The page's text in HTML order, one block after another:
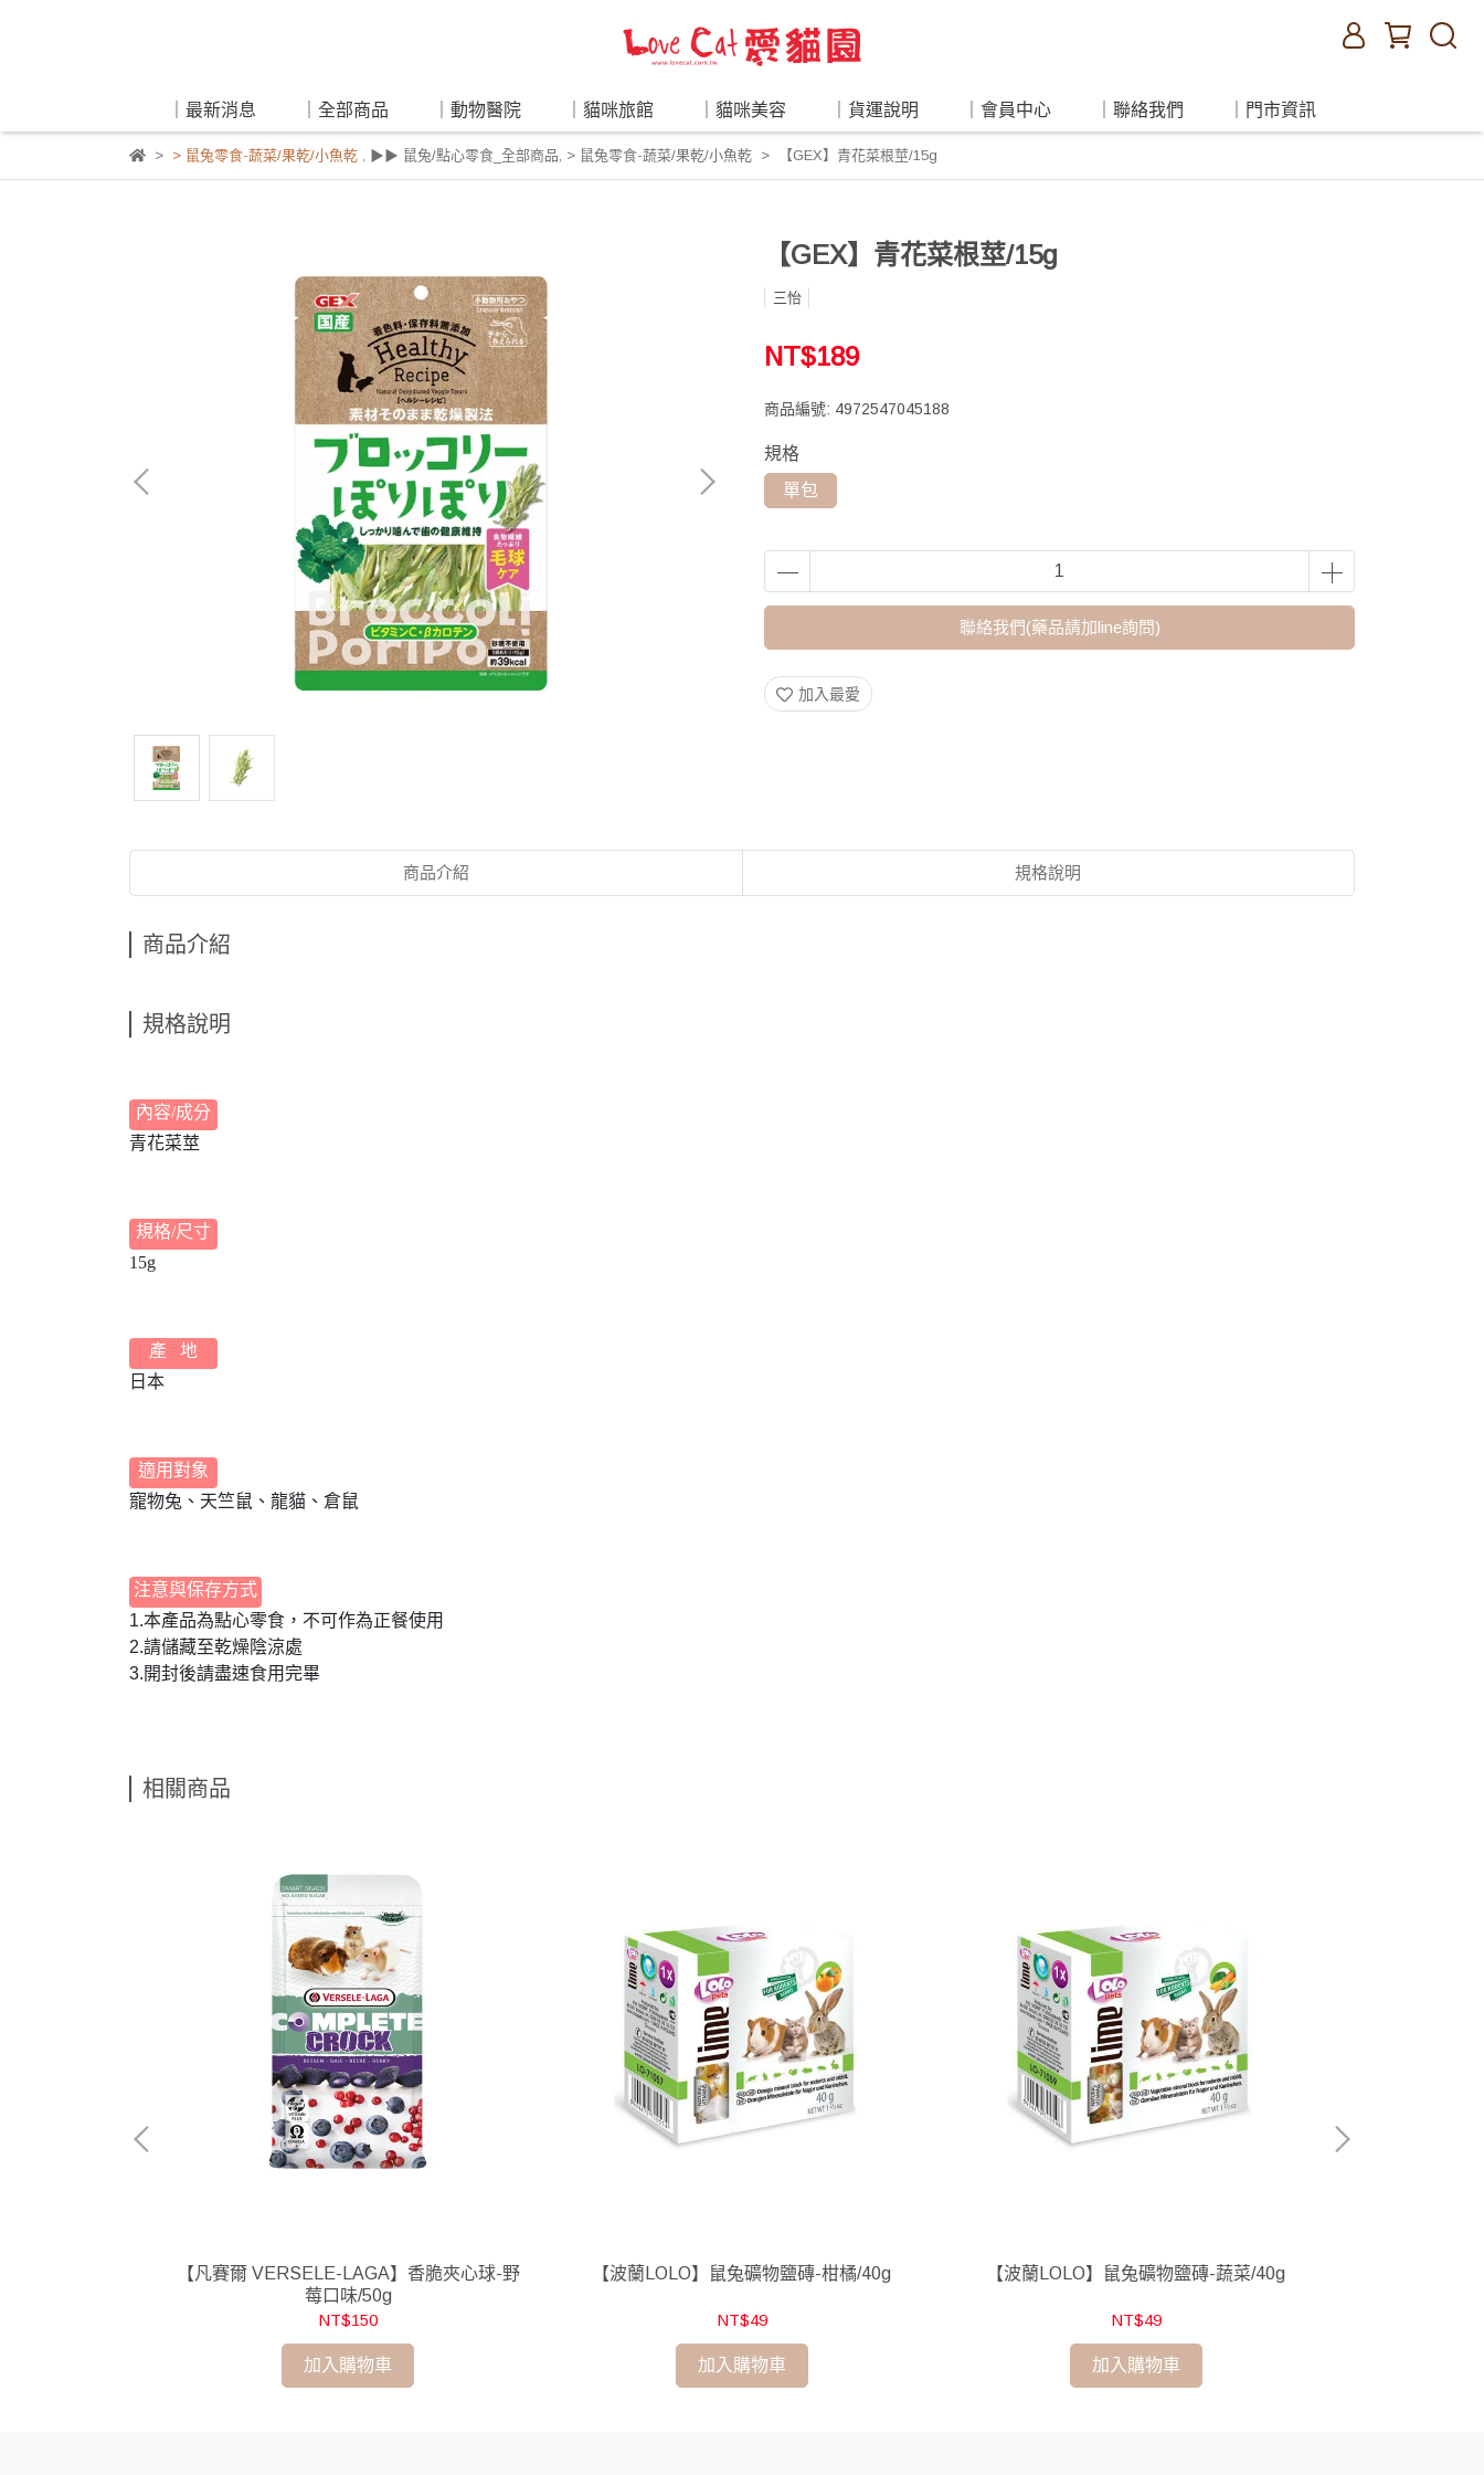
｜最新消息 ｜全部商品 ｜動物醫院 ｜貓咪旅館 ｜貓咪美容 ｜貨運說明 ｜會員中心 ｜聯絡我們 ｜門市資訊
> 鼠兔零食-蔬菜/果乾/小魚乾, ▶▶ 鼠兔/點心零食_全部商品, > 鼠兔零食-蔬菜/果乾/小魚乾 【GEX】青花菜根莖/15g
【GEX】青花菜根莖/15g
三怡
NT$189
商品編號: 4972547045188
規格
單包
聯絡我們(藥品請加line詢問)
加入最愛
商品介紹 規格說明
商品介紹
規格說明
內容/成分
青花菜莖
規格/尺寸
15g
產 地
日本
適用對象
寵物兔、天竺鼠、龍貓、倉鼠
注意與保存方式
1.本產品為點心零食，不可作為正餐使用
2.請儲藏至乾燥陰涼處
3.開封後請盡速食用完畢
相關商品
【凡賽爾 VERSELE-LAGA】香脆夾心球-野
莓口味/50g
NT$150
加入購物車
【波蘭LOLO】鼠兔礦物鹽磚-柑橘/40g
NT$49
加入購物車
【波蘭LOLO】鼠兔礦物鹽磚-蔬菜/40g
NT$49
加入購物車